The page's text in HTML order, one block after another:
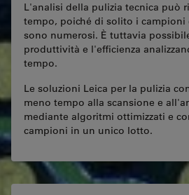
L'analisi della pulizia tecnica può
tempo, poiché di solito i campioni
sono numerosi. È tuttavia
produttività e l'efficienza
tempo.
Le soluzioni Leica per la pulizia
meno tempo alla scansione e
mediante algoritmi ottimizzati e
campioni in un unico lotto.